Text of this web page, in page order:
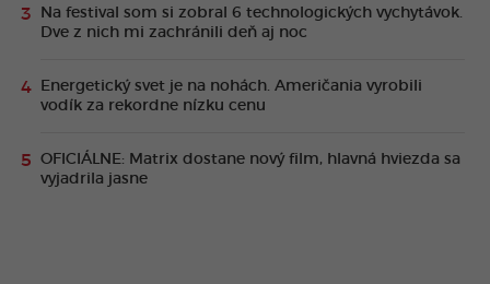
Na festival som si zobral 6 technologických vychytávok.
Dve z nich mi zachránili deň aj noc
Energetický svet je na nohách. Američania vyrobili
vodík za rekordne nízku cenu
OFICIÁLNE: Matrix dostane nový film, hlavná hviezda sa
vyjadrila jasne